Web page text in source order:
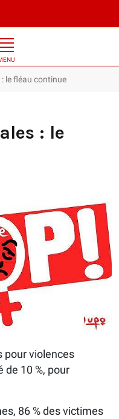
le fléau continue
: le
pour violences
10 %, pour
86 % des victimes